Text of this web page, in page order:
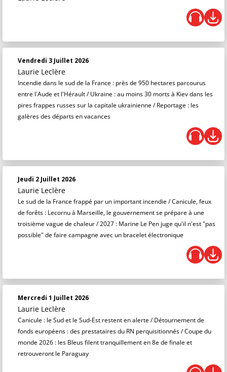
Vendredi 3 Juillet 2026
Laurie Leclère
Incendie dans le sud de la France : près de 950 hectares parcourus
entre l'Aude et l'Hérault / Ukraine : au moins 30 morts à Kiev dans les
pires frappes russes sur la capitale ukrainienne / Reportage : les
galères des départs en vacances
Jeudi 2 Juillet 2026
Laurie Leclère
Le sud de la France frappé par un important incendie / Canicule, feux
de forêts : Lecornu à Marseille, le gouvernement se prépare à une
troisième vague de chaleur / 2027 : Marine Le Pen juge qu'il n'est "pas
possible" de faire campagne avec un bracelet électronique
Mercredi 1 Juillet 2026
Laurie Leclère
Canicule : le Sud et le Sud-Est restent en alerte / Détournement de
fonds européens : des prestataires du RN perquisitionnés / Coupe du
monde 2026 : les Bleus filent tranquillement en 8e de finale et
retrouveront le Paraguay